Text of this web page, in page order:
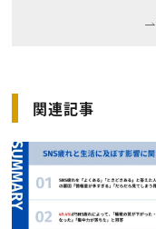
関連記事